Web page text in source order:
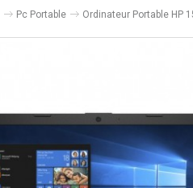
Pc Portable Ordinateur Portable HP